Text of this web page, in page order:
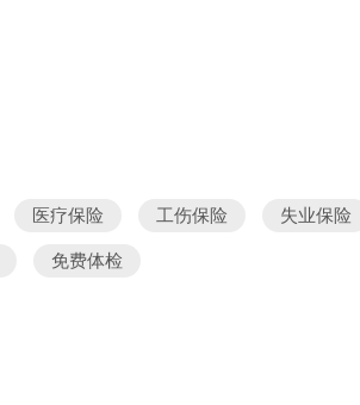
医疗保险 工伤保险 失业保险
免费体检